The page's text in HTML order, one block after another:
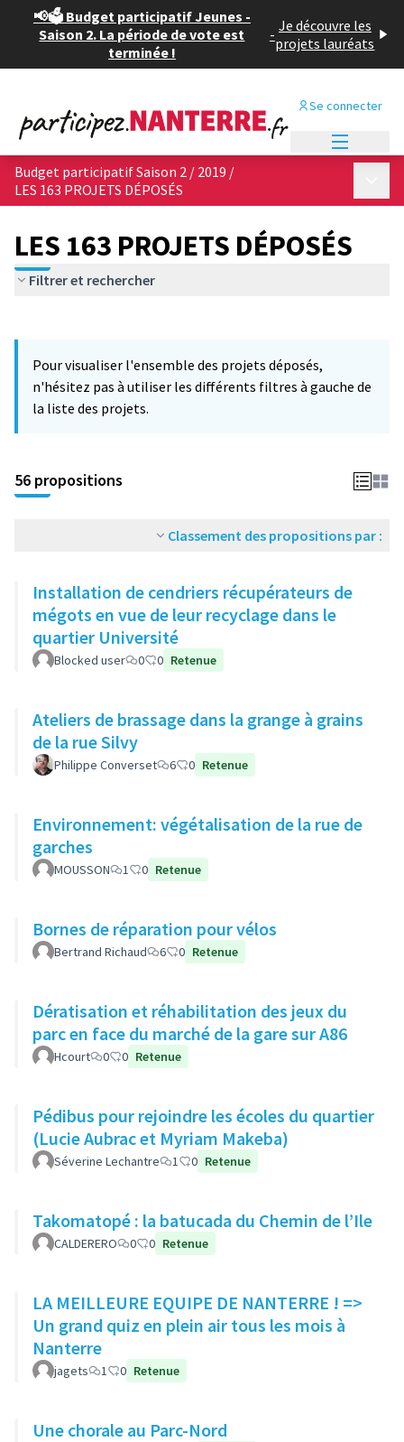
📢🗳️ Budget participatif Jeunes -
Saison 2. La période de vote est
terminée !
- Je découvre les
projets lauréats
Se connecter
Budget participatif Saison 2 / 2019 /
LES 163 PROJETS DÉPOSÉS
LES 163 PROJETS DÉPOSÉS
Filtrer et rechercher
−
Pour visualiser l'ensemble des projets déposés,
n'hésitez pas à utiliser les différents filtres à gauche de
la liste des projets.
56 propositions
Classement des propositions par :
Installation de cendriers récupérateurs de
mégots en vue de leur recyclage dans le
quartier Université
Blocked user 0 0 Retenue
Ateliers de brassage dans la grange à grains
de la rue Silvy
Philippe Converset 6 0 Retenue
Environnement: végétalisation de la rue de
garches
MOUSSON 1 0 Retenue
Bornes de réparation pour vélos
Bertrand Richaud 6 0 Retenue
Dératisation et réhabilitation des jeux du
parc en face du marché de la gare sur A86
Hcourt 0 0 Retenue
Pédibus pour rejoindre les écoles du quartier
(Lucie Aubrac et Myriam Makeba)
Séverine Lechantre 1 0 Retenue
Takomatopé : la batucada du Chemin de l’Ile
CALDERERO 0 0 Retenue
LA MEILLEURE EQUIPE DE NANTERRE ! =>
Un grand quiz en plein air tous les mois à
Nanterre
jagets 1 0 Retenue
Une chorale au Parc-Nord